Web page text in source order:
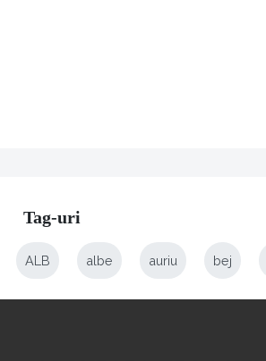
Tag-uri
ALB albe auriu bej